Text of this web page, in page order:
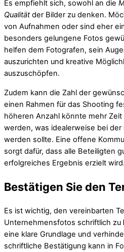
Es empfiehlt sich, sowohl an die
Qualitätder Bilder zu denken.
von Aufnahmen oder sind eher
besonders gelungene Fotos
helfen dem Fotografen, sein
auszurichten und kreative
auszuschöpfen.
Zudem kann die Zahl der
einen Rahmen für das Shooting
höheren Anzahl könnte mehr
werden, was idealerweise bei
werden sollte. Eine offene
sorgt dafür, dass alle Beteiligten
erfolgreiches Ergebnis erzielt wird.
Bestätigen Sie den
Es ist wichtig, den vereinbarten
Unternehmensfotos schriftlich zu
eine klare Grundlage und
schriftliche Bestätigung kann in